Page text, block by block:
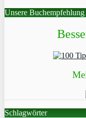
Unsere Buchempfehlung
Schlagwörter